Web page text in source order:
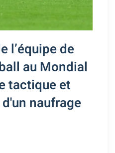
l’équipe de
au Mondial
tactique et
naufrage